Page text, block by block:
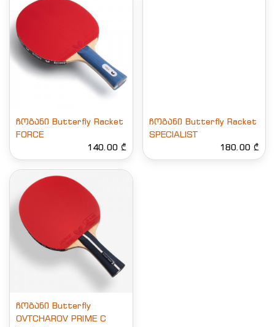
ჩოგანი Butterfly Racket
FORCE
140.00 ₾
ჩოგანი Butterfly Racket
SPECIALIST
180.00 ₾
ჩოგანი Butterfly
OVTCHAROV PRIME C